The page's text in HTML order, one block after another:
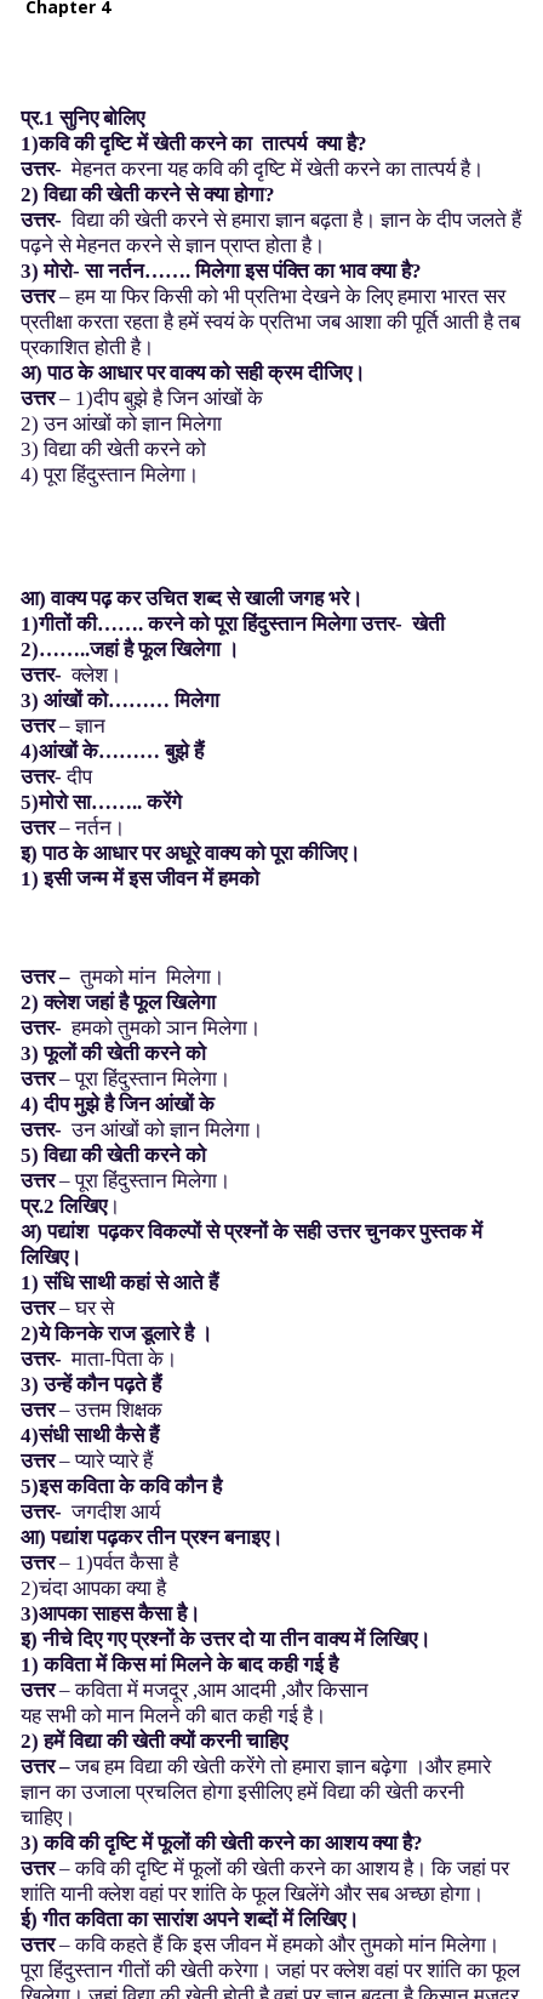
Chapter 4
प्र.1सुनिएबोलिए
1)कवि की दृष्टि में खेती करने का तात्पर्य क्या है?
उत्तर- मेहनत करना यह कवि की दृष्टि में खेती करने का तात्पर्य है।
2) विद्या की खेती करने से क्या होगा?
उत्तर- विद्या की खेती करने से हमारा ज्ञान बढ़ता है। ज्ञान के दीप जलते हैं
पढ़ने से मेहनत करने से ज्ञान प्राप्त होता है।
3) मोरो- सा नर्तन……. मिलेगा इस पंक्ति का भाव क्या है?
उत्तर– हम या फिर किसी को भी प्रतिभा देखने के लिए हमारा भारत सर
प्रतीक्षा करता रहता है हमें स्वयं के प्रतिभा जब आशा की पूर्ति आती है तब
प्रकाशित होती है।
अ)पाठकेआधारपरवाक्यकोसहीक्रमदीजिए।
उत्तर– 1)दीप बुझे है जिन आंखों के
2) उन आंखों को ज्ञान मिलेगा
3) विद्या की खेती करने को
4) पूरा हिंदुस्तान मिलेगा।
आ)वाक्यपढ़करउचितशब्दसेखालीजगहभरे।
1)गीतों की……. करने को पूरा हिंदुस्तान मिलेगा उत्तर- खेती
2)……..जहां है फूल खिलेगा ।
उत्तर- क्लेश।
3) आंखों को……… मिलेगा
उत्तर– ज्ञान
4)आंखों के……… बुझे हैं
उत्तर- दीप
5)मोरो सा…….. करेंगे
उत्तर– नर्तन।
इ) पाठ के आधार पर अधूरे वाक्य को पूरा कीजिए।
1) इसी जन्म में इस जीवन में हमको
उत्तर – तुमको मांन मिलेगा।
2) क्लेश जहां है फूल खिलेगा
उत्तर- हमको तुमको ञान मिलेगा।
3) फूलों की खेती करने को
उत्तर– पूरा हिंदुस्तान मिलेगा।
4) दीप मुझे है जिन आंखों के
उत्तर- उन आंखों को ज्ञान मिलेगा।
5) विद्या की खेती करने को
उत्तर– पूरा हिंदुस्तान मिलेगा।
प्र.2लिखिए।
अ) पद्यांश पढ़कर विकल्पों से प्रश्नों के सही उत्तर चुनकर पुस्तक में
लिखिए।
1) संधि साथी कहां से आते हैं
उत्तर– घर से
2)ये किनके राज डूलारे है ।
उत्तर- माता-पिता के।
3) उन्हें कौन पढ़ते हैं
उत्तर– उत्तम शिक्षक
4)संधी साथी कैसे हैं
उत्तर– प्यारे प्यारे हैं
5)इस कविता के कवि कौन है
उत्तर-जगदीश आर्य
आ) पद्यांश पढ़कर तीन प्रश्न बनाइए।
उत्तर– 1)पर्वत कैसा है
2)चंदा आपका क्या है
3)आपकासाहसकैसाहै।
इ) नीचे दिए गए प्रश्नों के उत्तर दो या तीन वाक्य में लिखिए।
1) कविता में किस मां मिलने के बाद कही गई है
उत्तर– कविता में मजदूर ,आम आदमी ,और किसान
यह सभी को मान मिलने की बात कही गई है।
2) हमें विद्या की खेती क्यों करनी चाहिए
उत्तर –जब हम विद्या की खेती करेंगे तो हमारा ज्ञान बढ़ेगा ।और हमारे
ज्ञान का उजाला प्रचलित होगा इसीलिए हमें विद्या की खेती करनी
चाहिए।
3) कवि की दृष्टि में फूलों की खेती करने का आशय क्या है?
उत्तर– कवि की दृष्टि में फूलों की खेती करने का आशय है। कि जहां पर
शांति यानी क्लेश वहां पर शांति के फूल खिलेंगे और सब अच्छा होगा।
ई) गीत कविता का सारांश अपने शब्दों में लिखिए।
उत्तर– कवि कहते हैं कि इस जीवन में हमको और तुमको मांन मिलेगा।
पूरा हिंदुस्तान गीतों की खेती करेगा। जहां पर क्लेश वहां पर शांति का फूल